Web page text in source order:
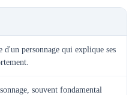
d'un personnage qui explique ses
souvent fondamental